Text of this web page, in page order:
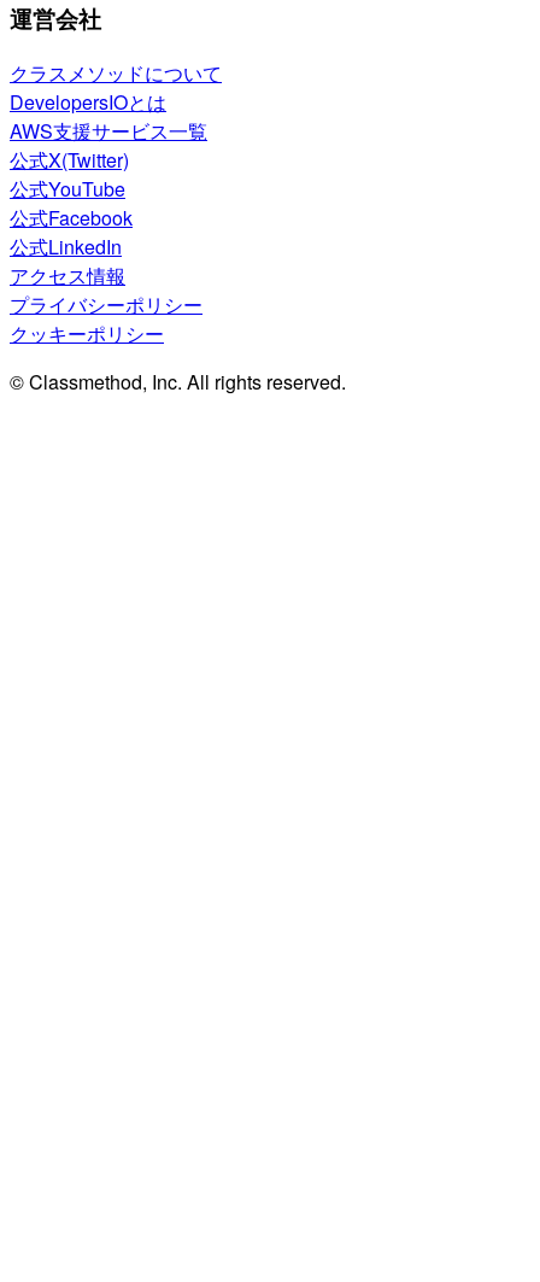
運営会社
クラスメソッドについて
DevelopersIOとは
AWS支援サービス一覧
公式X(Twitter)
公式YouTube
公式Facebook
公式LinkedIn
アクセス情報
プライバシーポリシー
クッキーポリシー
© Classmethod, Inc. All rights reserved.